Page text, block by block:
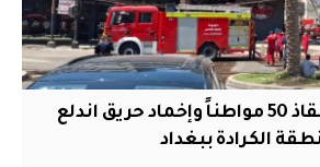
الدفاع المدني: إنقاذ 50 مواطناً وإخماد حريق اندلع
الكرادة ببغداد